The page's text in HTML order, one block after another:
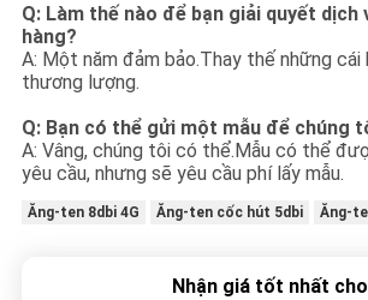
Q: Làm thế nào để bạn giải quyết dịch
hàng?
A: Một năm đảm bảo.Thay thế những cái
thương lượng.
Q: Bạn có thể gửi một mẫu để chúng
A: Vâng, chúng tôi có thể.Mẫu có thể
yêu cầu, nhưng sẽ yêu cầu phí lấy mẫu.
Ăng-ten 8dbi 4G Ăng-ten cốc hút 5dbi Ăng-
Nhận giá tốt nhất cho